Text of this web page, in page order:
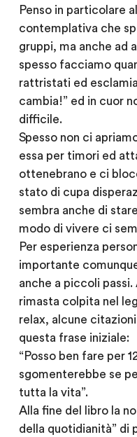
Penso in particolare
contemplativa che
gruppi, ma anche ad
spesso facciamo
rattristati ed
cambia!” ed in cuor
difficile.
Spesso non ci
essa per timori ed
ottenebrano e ci
stato di cupa
sembra anche di
modo di vivere ci
Per esperienza
importante
anche a piccoli
rimasta colpita nel
relax, alcune
questa frase iniziale:
“Posso ben fare per
sgomenterebbe se
tutta la vita”.
Alla fine del libro la
della quotidianità” di